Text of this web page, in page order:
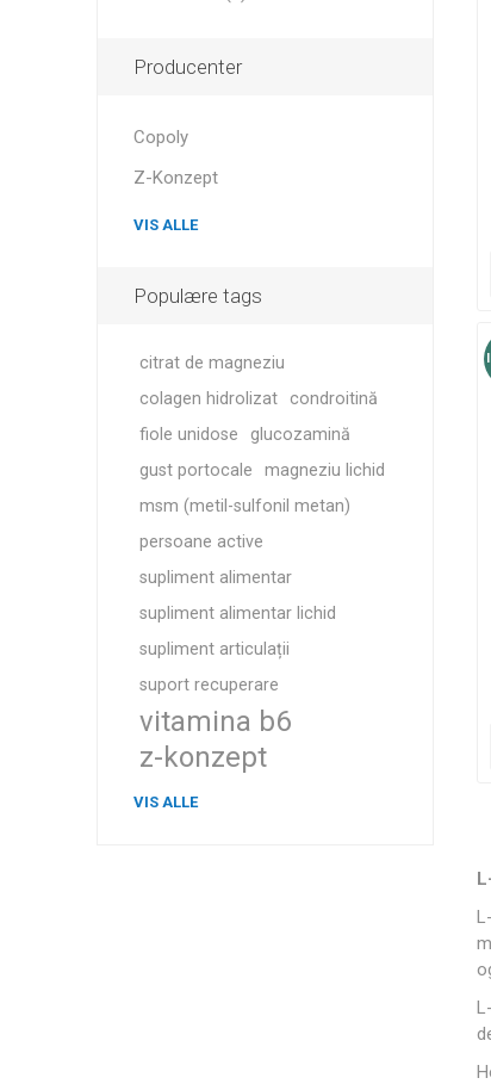
Producenter
Copoly
Z-Konzept
VIS ALLE
Populære tags
citrat de magneziu
colagen hidrolizat
condroitină
fiole unidose
glucozamină
gust portocale
magneziu lichid
msm (metil-sulfonil metan)
persoane active
supliment alimentar
supliment alimentar lichid
supliment articulații
suport recuperare
vitamina b6
z-konzept
VIS ALLE